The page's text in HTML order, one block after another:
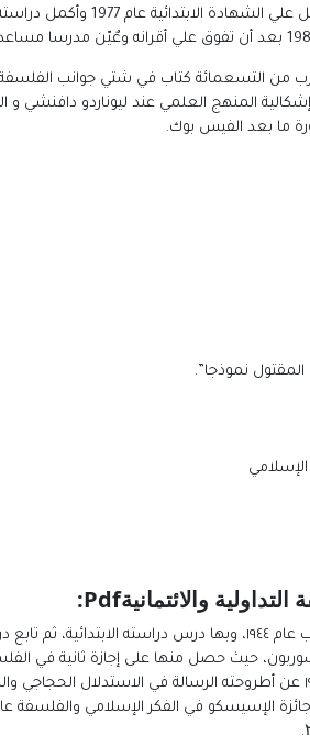
من التسعمائة كتاب في شتي جوانب
المنهج العلمي عند ليوناردو دافنشي و
ما بعد الفيس بوك.
نموذجا”.
والائتمانيةPdf:
ولد طه عبد الرحمن ( مع حفظ الألقاب) في مدينة الجديدة بالمغرب
رسالة في البنيات اللغوية لمبحث الوجود، ثم دكتوراه الدولة عام